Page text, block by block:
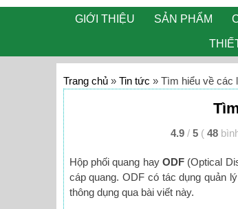
GIỚI THIỆU SẢN PHẨM
Trang chủ» Tin tức » Tìm hiểu về các
4.9 / 5 ( 48
Hộp phối quang hay ODF (Optical
cáp quang. ODF có tác dụng quản
thông dụng qua bài viết này.